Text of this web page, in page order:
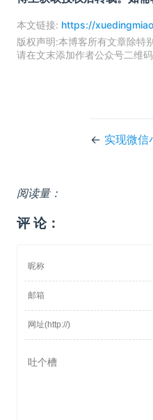
本文链接: https://
版权声明:本博客所有文章除特
请在文末添加作者公众号二维码
← 实现微信
阅读量：
评 论：